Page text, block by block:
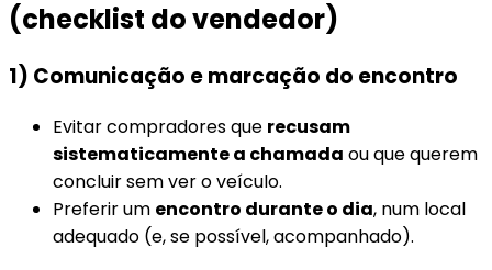
(checklist do vendedor)
1) Comunicação e marcação do encontro
Evitar compradores que recusam
sistematicamente a chamada ou que querem
concluir sem ver o veículo.
Preferir um encontro durante o dia, num local
adequado (e, se possível, acompanhado).